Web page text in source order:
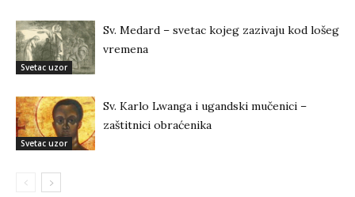
Svetac uzor
Sv. Medard – svetac kojeg zazivaju kod lošeg
vremena
Svetac uzor
Sv. Karlo Lwanga i ugandski mučenici –
zaštitnici obraćenika